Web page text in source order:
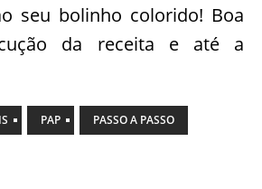
seu bolinho colorido! Boa
da receita e até a
PAP PASSO A PASSO